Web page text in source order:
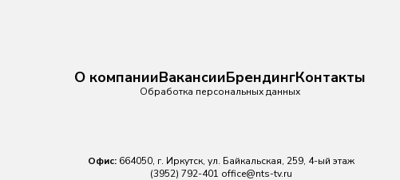
О компанииВакансииБрендингКонтакты
Обработка персональных данных
Офис: 664050, г. Иркутск, ул. Байкальская, 259, 4-ый этаж
(3952) 792-401 office@nts-tv.ru